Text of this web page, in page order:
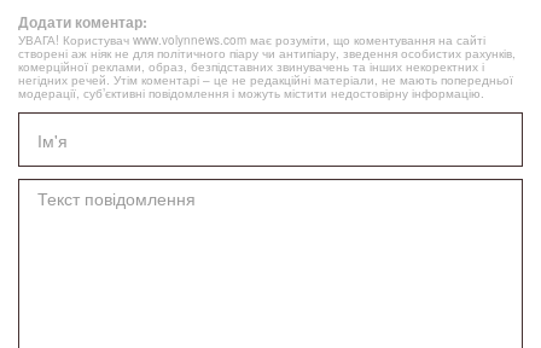
Додати коментар:
УВАГА! Користувач www.volynnews.com має розуміти, що коментування на сайті
створені аж ніяк не для політичного піару чи антипіару, зведення особистих рахунків,
комерційної реклами, образ, безпідставних звинувачень та інших некоректних і
негідних речей. Утім коментарі – це не редакційні матеріали, не мають попередньої
модерації, суб’єктивні повідомлення і можуть містити недостовірну інформацію.